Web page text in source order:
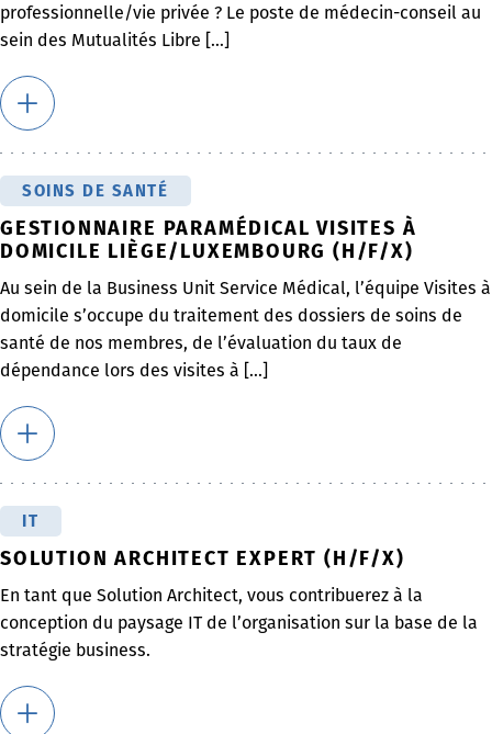
professionnelle/vie privée ? Le poste de médecin-conseil au
sein des Mutualités Libre [...]
SOINS DE SANTÉ
GESTIONNAIRE PARAMÉDICAL VISITES À
DOMICILE LIÈGE/LUXEMBOURG (H/F/X)
Au sein de la Business Unit Service Médical, l’équipe Visites à
domicile s’occupe du traitement des dossiers de soins de
santé de nos membres, de l’évaluation du taux de
dépendance lors des visites à [...]
IT
SOLUTION ARCHITECT EXPERT (H/F/X)
En tant que Solution Architect, vous contribuerez à la
conception du paysage IT de l’organisation sur la base de la
stratégie business.